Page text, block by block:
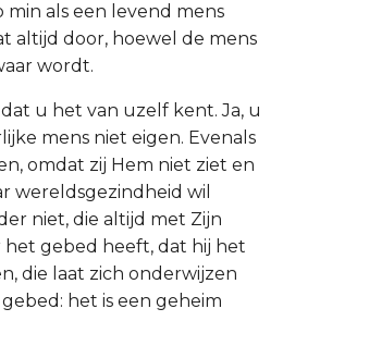
als een levend mens
altijd door, hoewel de mens
wordt.
u het van uzelf kent. Ja, u
mens niet eigen. Evenals
omdat zij Hem niet ziet en
wereldsgezindheid wil
niet, die altijd met Zijn
gebed heeft, dat hij het
die laat zich onderwijzen
het is een geheim